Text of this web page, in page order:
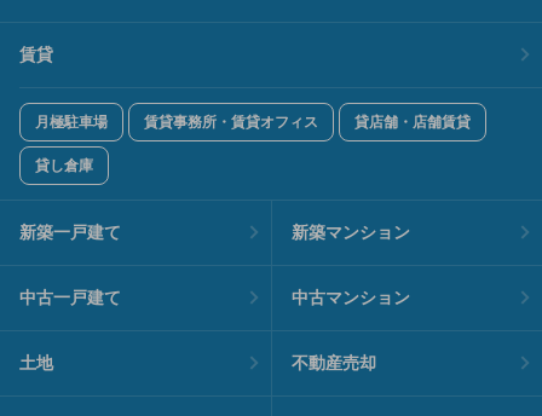
賃貸
月極駐車場 賃貸事務所・賃貸オフィス 貸店舗・店舗賃貸
貸し倉庫
新築一戸建て 新築マンション
中古一戸建て 中古マンション
土地 不動産売却